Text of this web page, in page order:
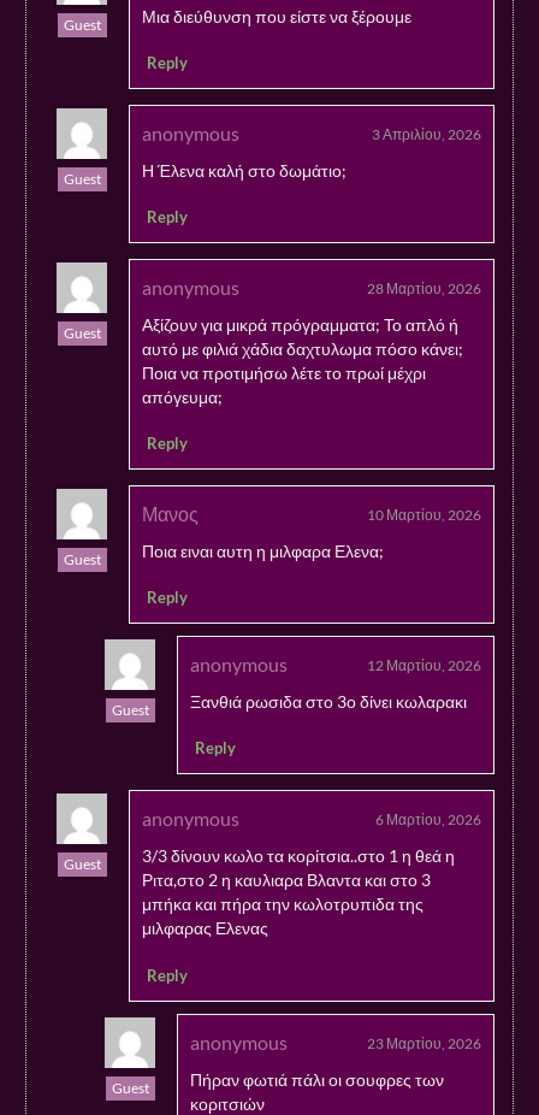
Guest Μια διεύθυνση που είστε να ξέρουμε
Reply
Guest
anonymous 3 Απριλίου, 2026
Η Έλενα καλή στο δωμάτιο;
Reply
Guest
anonymous 28 Μαρτίου, 2026
Αξίζουν για μικρά πρόγραμματα; Το απλό ή
αυτό με φιλιά χάδια δαχτυλωμα πόσο κάνει;
Ποια να προτιμήσω λέτε το πρωί μέχρι
απόγευμα;
Reply
Guest
Μανος 10 Μαρτίου, 2026
Ποια ειναι αυτη η μιλφαρα Ελενα;
Reply
Guest
anonymous 12 Μαρτίου, 2026
Ξανθιά ρωσιδα στο 3ο δίνει κωλαρακι
Reply
Guest
anonymous 6 Μαρτίου, 2026
3/3 δίνουν κωλο τα κορίτσια..στο 1 η θεά η
Ριτα,στο 2 η καυλιαρα Βλαντα και στο 3
μπήκα και πήρα την κωλοτρυπιδα της
μιλφαρας Ελενας
Reply
Guest
anonymous 23 Μαρτίου, 2026
Πήραν φωτιά πάλι οι σουφρες των
κοριτσιών